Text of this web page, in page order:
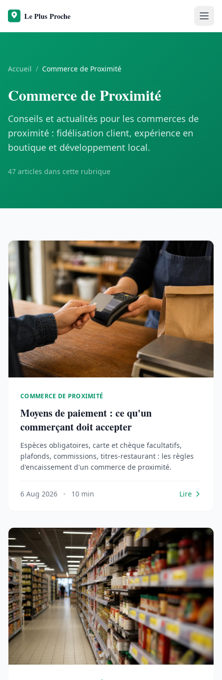
Accueil / Commerce de Proximité
Commerce de Proximité
Conseils et actualités pour les commerces de
proximité : fidélisation client, expérience en
boutique et développement local.
47 articles dans cette rubrique
COMMERCE DE PROXIMITÉ
Moyens de paiement : ce qu'un
commerçant doit accepter
Espèces obligatoires, carte et chèque facultatifs,
plafonds, commissions, titres-restaurant : les règles
d'encaissement d'un commerce de proximité.
6 Aug 2026 10 min Lire